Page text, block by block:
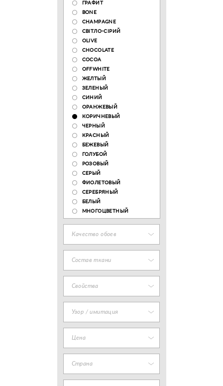
ГРАФИТ
BONE
CHAMPAGNE
СВІТЛО-СІРИЙ
OLIVE
CHOCOLATE
COCOA
OFFWHITE
ЖЕЛТЫЙ
ЗЕЛЕНЫЙ
СИНИЙ
ОРАНЖЕВЫЙ
КОРИЧНЕВЫЙ
ЧЕРНЫЙ
КРАСНЫЙ
БЕЖЕВЫЙ
ГОЛУБОЙ
РОЗОВЫЙ
СЕРЫЙ
ФИОЛЕТОВЫЙ
СЕРЕБРЯНЫЙ
БЕЛЫЙ
МНОГОЦВЕТНЫЙ
Качество обоев
Состав ткани
Свойства
Узор / имитация
Цена
Страна